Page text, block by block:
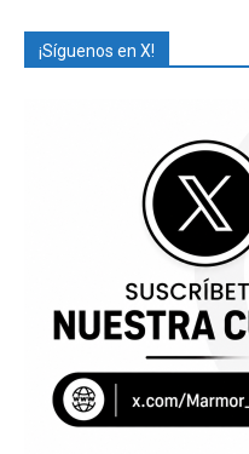
¡Síguenos en X!